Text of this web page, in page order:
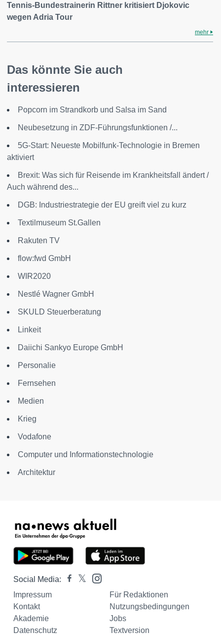
Tennis-Bundestrainerin Rittner kritisiert Djokovic
wegen Adria Tour
mehr
Das könnte Sie auch
interessieren
Popcorn im Strandkorb und Salsa im Sand
Neubesetzung in ZDF-Führungsfunktionen /...
5G-Start: Neueste Mobilfunk-Technologie in Bremen
aktiviert
Brexit: Was sich für Reisende im Krankheitsfall ändert /
Auch während des...
DGB: Industriestrategie der EU greift viel zu kurz
Textilmuseum St.Gallen
Rakuten TV
flow:fwd GmbH
WIR2020
Nestlé Wagner GmbH
SKULD Steuerberatung
Linkeit
Daiichi Sankyo Europe GmbH
Personalie
Fernsehen
Medien
Krieg
Vodafone
Computer und Informationstechnologie
Architektur
Social Media:
Impressum
Für Redaktionen
Kontakt
Nutzungsbedingungen
Akademie
Jobs
Datenschutz
Textversion